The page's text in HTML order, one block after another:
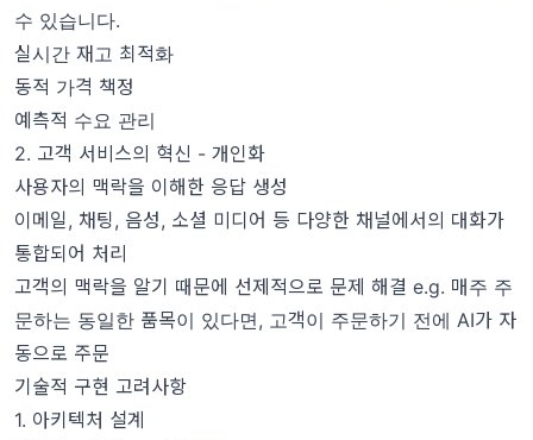
수 있습니다.
실시간 재고 최적화
동적 가격 책정
예측적 수요 관리
2. 고객 서비스의 혁신 - 개인화
사용자의 맥락을 이해한 응답 생성
이메일, 채팅, 음성, 소셜 미디어 등 다양한 채널에서의 대화가
통합되어 처리
고객의 맥락을 알기 때문에 선제적으로 문제 해결 e.g. 매주 주
문하는 동일한 품목이 있다면, 고객이 주문하기 전에 AI가 자
동으로 주문
기술적 구현 고려사항
1. 아키텍처 설계